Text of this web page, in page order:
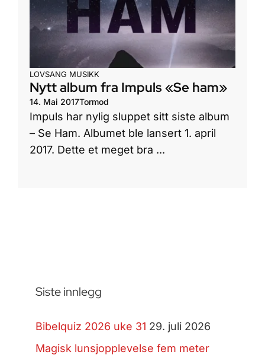
LOVSANG MUSIKK
Nytt album fra Impuls «Se ham»
14. Mai 2017Tormod
Impuls har nylig sluppet sitt siste album
– Se Ham. Albumet ble lansert 1. april
2017. Dette et meget bra ...
Siste innlegg
Bibelquiz 2026 uke 31 29. juli 2026
Magisk lunsjopplevelse fem meter